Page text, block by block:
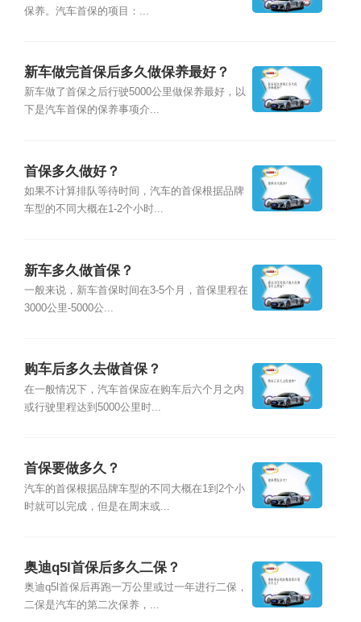
保养。汽车首保的项目：...
新车做完首保后多久做保养最好？
新车做了首保之后行驶5000公里做保养最好，以
下是汽车首保的保养事项介...
首保多久做好？
如果不计算排队等待时间，汽车的首保根据品牌
车型的不同大概在1-2个小时...
新车多久做首保？
一般来说，新车首保时间在3-5个月，首保里程在
3000公里-5000公...
购车后多久去做首保？
在一般情况下，汽车首保应在购车后六个月之内
或行驶里程达到5000公里时...
首保要做多久？
汽车的首保根据品牌车型的不同大概在1到2个小
时就可以完成，但是在周末或...
奥迪q5l首保后多久二保？
奥迪q5l首保后再跑一万公里或过一年进行二保，
二保是汽车的第二次保养，...